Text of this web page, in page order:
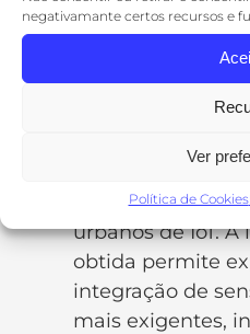
negativamante certos recursos e
Ver
Política de Cookies
O sucesso dos
os elevados
demonstram o
frotas de
também para
urbanos de IoT.
obtida permite
integração de
mais exigentes,